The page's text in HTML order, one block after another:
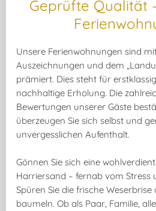
Geprüfte Qualität
Unsere Ferienwohnungen sind
Auszeichnungen und dem
prämiert. Dies steht für
nachhaltige Erholung. Die
Bewertungen unserer Gäste
überzeugen Sie sich selbst und
unvergesslichen Aufenthalt.
Gönnen Sie sich eine
Harriersand – fernab vom Stress
Spüren Sie die frische Weserbrise
baumeln. Ob als Paar, Familie,